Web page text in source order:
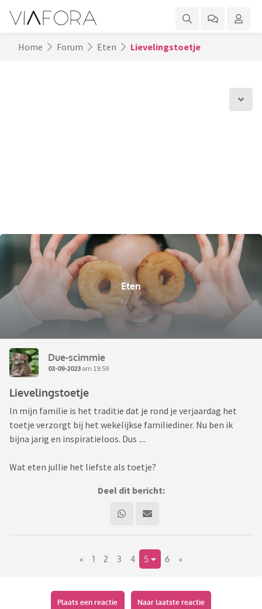
Home Forum Eten Lievelingstoetje
Eten
Due-scimmie
03-09-2023 om 19:59
Lievelingstoetje
In mijn familie is het traditie dat je rond je verjaardag het
toetje verzorgt bij het wekelijkse familiediner. Nu ben ik
bijna jarig en inspiratieloos. Dus ....
Wat eten jullie het liefste als toetje?
Deel dit bericht:
« 1 2 3 4 5 6 »
Plaats een reactie Naar laatste reactie